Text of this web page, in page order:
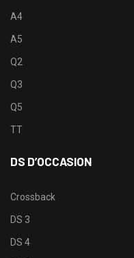
A4
A5
Q2
Q3
Q5
TT
DS D’OCCASION
Crossback
DS 3
DS 4